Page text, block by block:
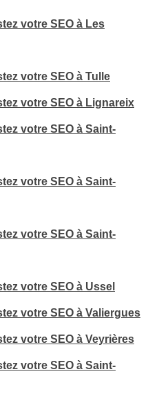
votre SEO à Les
votre SEO à Tulle
votre SEO à Lignareix
votre SEO à Saint-
votre SEO à Saint-
votre SEO à Saint-
votre SEO à Ussel
votre SEO à Valiergues
votre SEO à Veyrières
votre SEO à Saint-